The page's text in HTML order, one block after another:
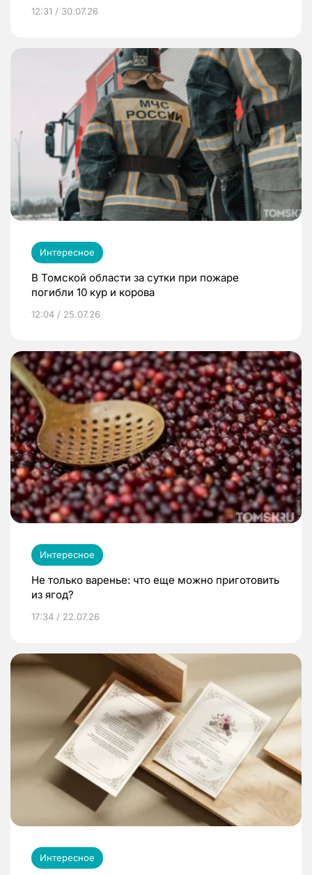
12:31 / 30.07.26
Интересное
В Томской области за сутки при пожаре
погибли 10 кур и корова
12:04 / 25.07.26
Интересное
Не только варенье: что еще можно приготовить
из ягод?
17:34 / 22.07.26
Интересное